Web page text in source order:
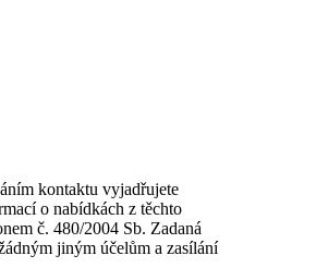
kontaktu vyjadřujete
o nabídkách z těchto
č. 480/2004 Sb. Zadaná
jiným účelům a zasílání